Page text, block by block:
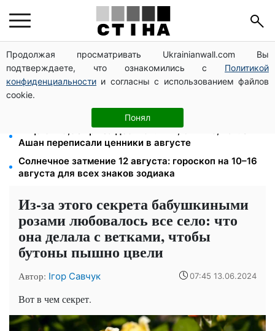
Продолжая просматривать Ukrainianwall.com Вы
подтверждаете, что ознакомились с Политикой
конфиденциальности и согласны с использованием файлов
cookie.
Понял
Среда 12 августа — самый опасный день недели:
что можно и нельзя делать с 10 по 16 августа
Фейковые сайты сервисных центров МВД:
мошенники выманивают деньги у водителей перед
выездом за границу
Яйца от 19,90 грн за десяток: АТБ, Сильпо, Varus и
Ашан переписали ценники в августе
Солнечное затмение 12 августа: гороскоп на 10–16
августа для всех знаков зодиака
Из-за этого секрета бабушкиными
розами любовалось все село: что
она делала с ветками, чтобы
бутоны пышно цвели
Автор: Ігор Савчук 07:45 13.06.2024
Вот в чем секрет.